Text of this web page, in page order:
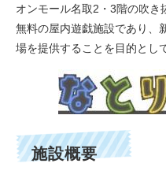
オンモール名取2・3階の吹
無料の屋内遊戯施設であり、
場を提供することを目的とし
施設概要